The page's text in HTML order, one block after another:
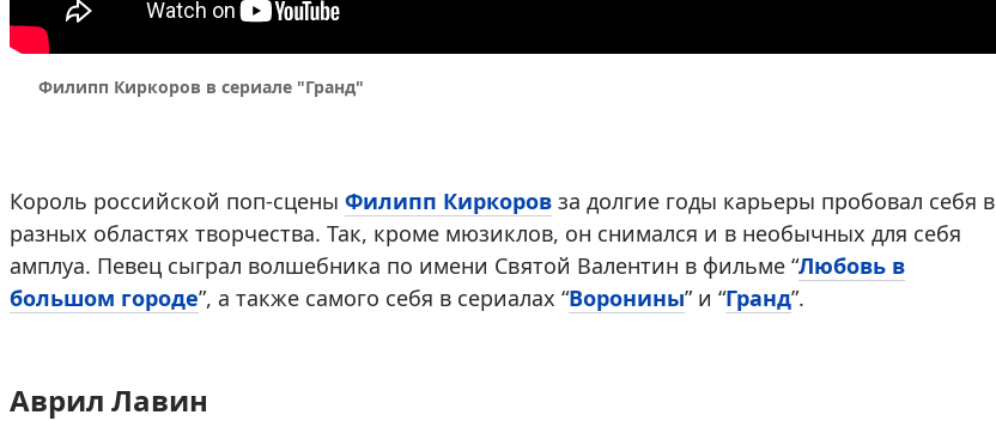
Филипп Киркоров в сериале "Гранд"
Король российской поп-сцены Филипп Киркоров за долгие годы карьеры пробовал себя в
разных областях творчества. Так, кроме мюзиклов, он снимался и в необычных для себя
амплуа. Певец сыграл волшебника по имени Святой Валентин в фильме “Любовь в
большом городе”, а также самого себя в сериалах “Воронины” и “Гранд”.
Аврил Лавин